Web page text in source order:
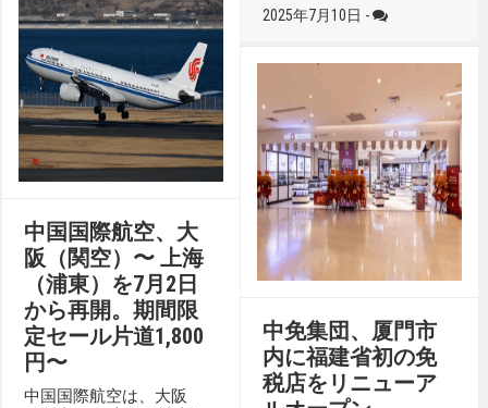
2025年7月10日 -
中国国際航空、大
阪（関空）〜 上海
（浦東）を7月2日
から再開。期間限
定セール片道1,800
円〜
中国国際航空は、大阪
中免集団、厦門市
内に福建省初の免
税店をリニューア